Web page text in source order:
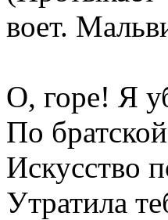
воет.
О, горе! Я
По
Искусство
Утратила